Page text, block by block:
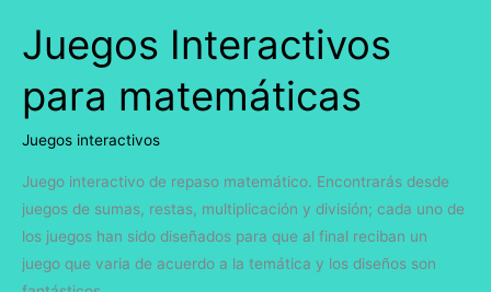
Juegos Interactivos
para matemáticas
Juegos interactivos
Juego interactivo de repaso matemático. Encontrarás desde
juegos de sumas, restas, multiplicación y división; cada uno de
los juegos han sido diseñados para que al final reciban un
juego que varia de acuerdo a la temática y los diseños son